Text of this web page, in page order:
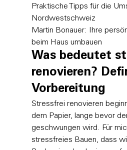
Praktische Tipps für die
Nordwestschweiz
Martin Bonauer: Ihre
beim Haus umbauen
Was bedeutet
renovieren?
Vorbereitung
Stressfrei renovieren
dem Papier, lange bevor
geschwungen wird. Für
stressfreies Bauen, dass